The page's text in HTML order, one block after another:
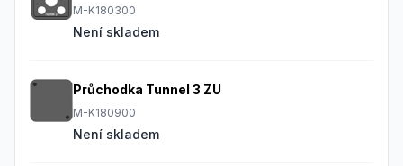
M-K180300
Není skladem
Průchodka Tunnel 3 ZU
M-K180900
Není skladem